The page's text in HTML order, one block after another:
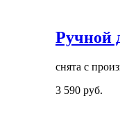
Ручной
снята с
3 590 руб.